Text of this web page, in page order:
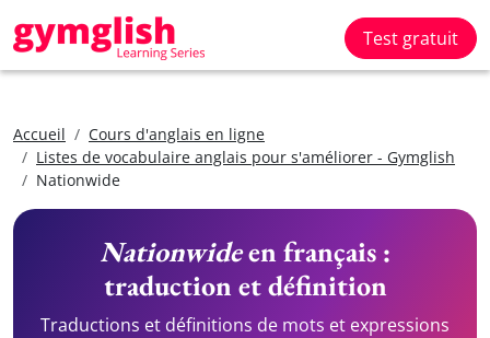
Test gratuit
Accueil
Cours d'anglais en ligne
Listes de vocabulaire anglais pour s'améliorer - Gymglish
Nationwide
Nationwideen français :
traduction et définition
Traductions et définitions de mots et expressions